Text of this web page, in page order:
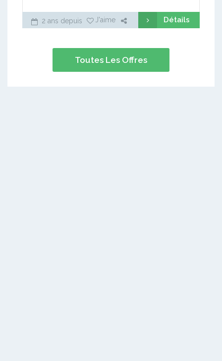
2 ans depuis J'aime Détails
Toutes Les Offres